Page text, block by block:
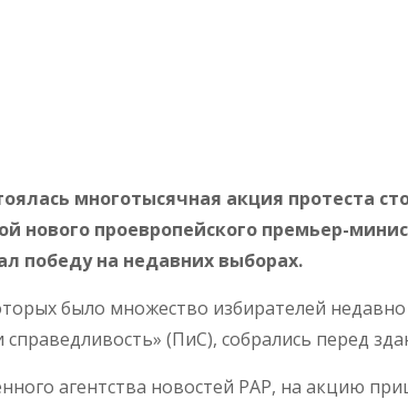
многотысячная акция протеста
нового проевропейского премьер-
победу на недавних выборах.
было множество избирателей
(ПиС), собрались перед
агентства новостей PAP, на акцию